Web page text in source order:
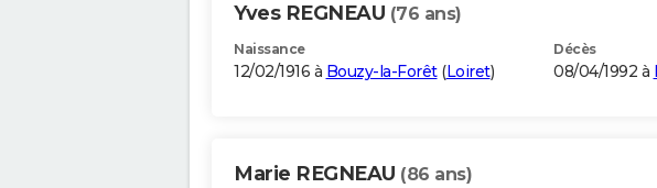
Yves REGNEAU (76 ans)
Naissance
12/02/1916 à Bouzy-la-Forêt(Loiret)
Décès
08/04/1992 à
Marie REGNEAU (86 ans)